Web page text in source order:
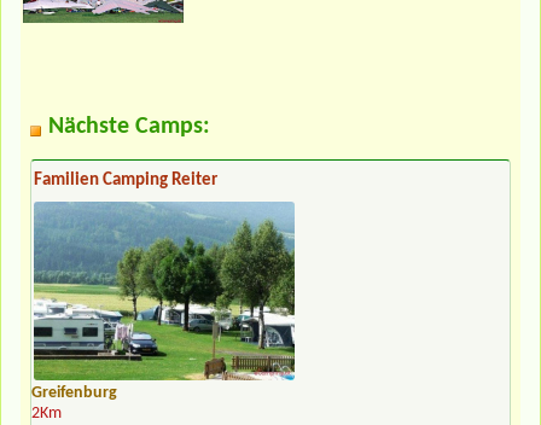
Nächste Camps:
Familien Camping Reiter
Greifenburg
2Km